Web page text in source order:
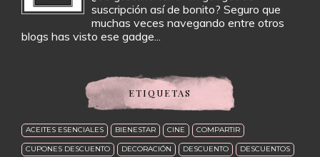
suscripción así de bonito? Seguro que
muchas veces navegando entre otros
blogs has visto ese gadge...
ETIQUETAS
ACEITES ESENCIALES BIENESTAR CINE COMPARTIR
CUPONES DESCUENTO DECORACIÓN DESCUENTO DESCUENTOS